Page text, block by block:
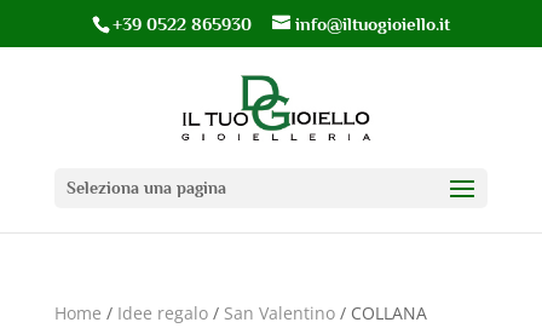
+39 0522 865930 info@iltuogioiello.it
Seleziona una pagina
Home / Idee regalo/ San Valentino/ COLLANA